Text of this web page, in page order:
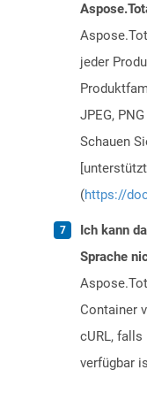
jeder
JPEG,
Schauen
(https://
Ich kann
Sprache
Container
cURL,
verfügbar